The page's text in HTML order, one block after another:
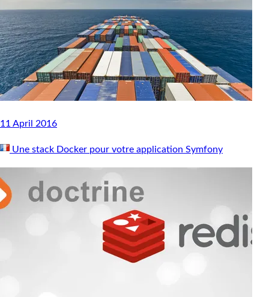
11 April 2016
Une stack Docker pour votre application Symfony